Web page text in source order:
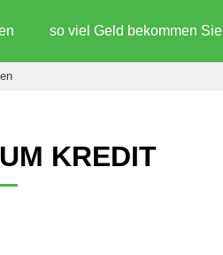
so viel Geld bekommen Sie
KREDIT